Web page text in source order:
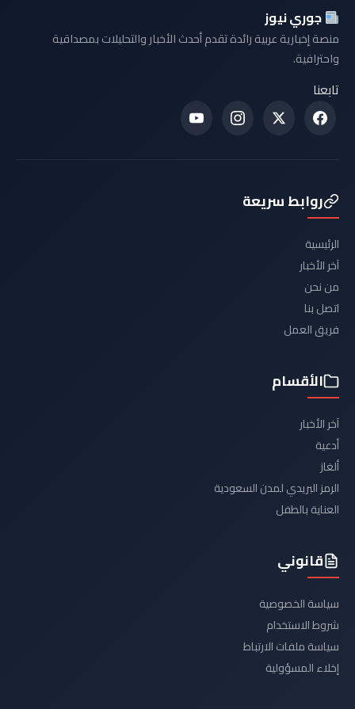
جوري نيوز
منصة إخبارية عربية رائدة تقدم أحدث الأخبار والتحليلات بمصداقية
واحترافية.
تابعنا
روابط سريعة
الرئيسية
آخر الأخبار
من نحن
اتصل بنا
فريق العمل
الأقسام
آخر الأخبار
أدعية
ألغاز
الرمز البريدي لمدن السعودية
العناية بالطفل
قانوني
سياسة الخصوصية
شروط الاستخدام
سياسة ملفات الارتباط
إخلاء المسؤولية